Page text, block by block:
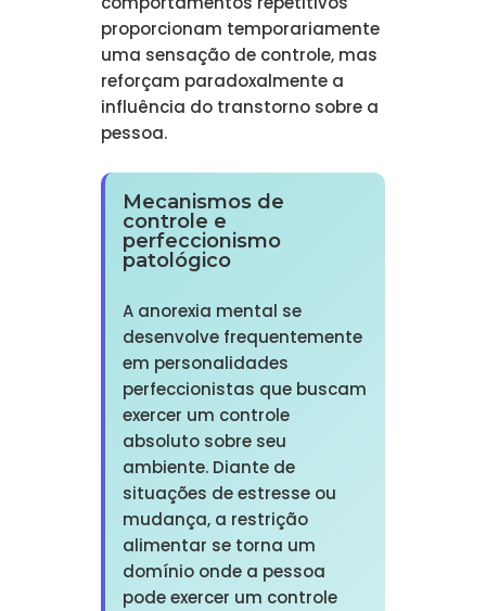
proporcionam temporariamente
uma sensação de controle, mas
reforçam paradoxalmente a
influência do transtorno sobre a
pessoa.
Mecanismos de
controle e
perfeccionismo
patológico
A anorexia mental se
desenvolve frequentemente
em personalidades
perfeccionistas que buscam
exercer um controle
absoluto sobre seu
ambiente. Diante de
situações de estresse ou
mudança, a restrição
alimentar se torna um
domínio onde a pessoa
pode exercer um controle